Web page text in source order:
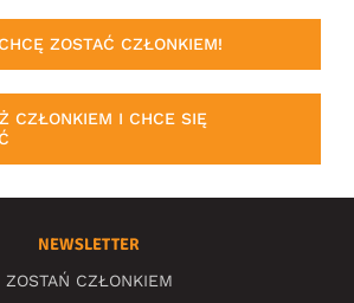
ZOSTAĆ CZŁONKIEM!
CZŁONKIEM I CHCE SIĘ
NEWSLETTER
ZOSTAŃ CZŁONKIEM